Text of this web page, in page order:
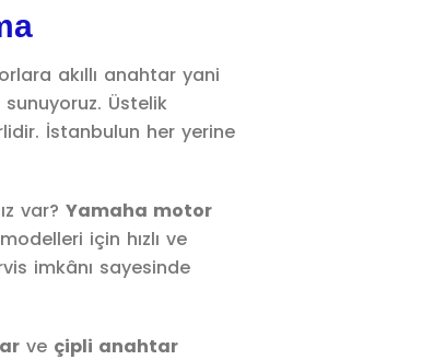
akıllı anahtar yani
Üstelik
İstanbulun her yerine
var? Yamaha motor
için hızlı ve
imkânı sayesinde
ve çipli anahtar